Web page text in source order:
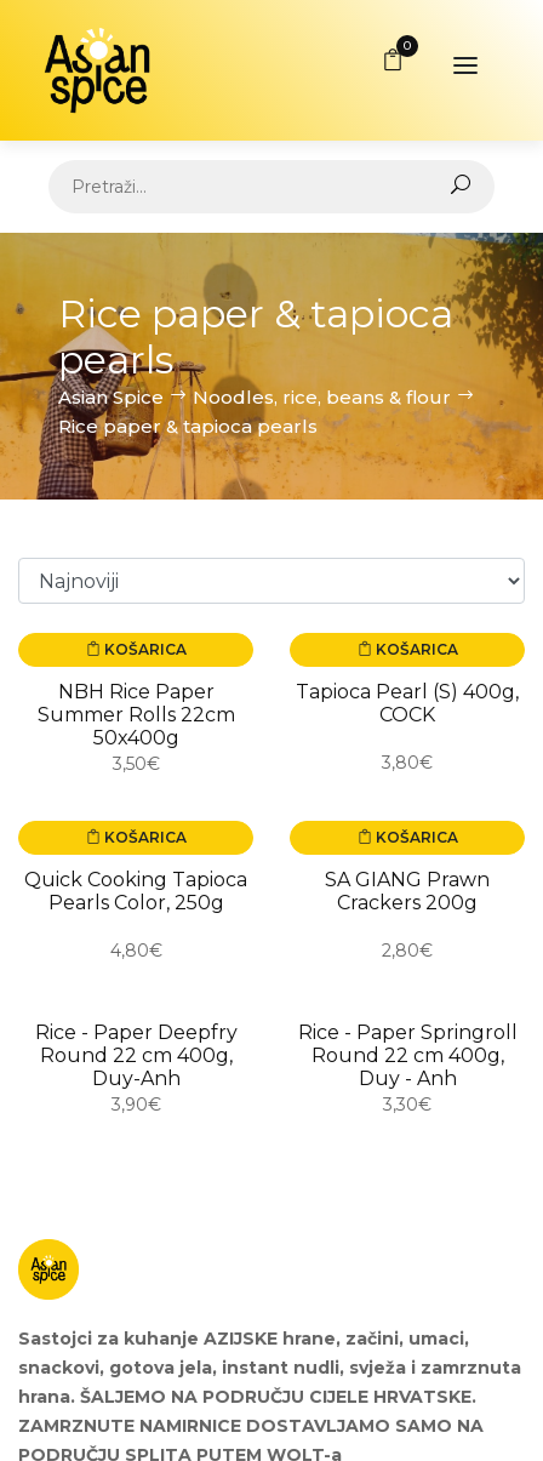
0
Rice paper & tapioca
pearls
Asian Spice
Noodles, rice, beans & flour
Rice paper & tapioca pearls
KOŠARICA
NBH Rice Paper
Summer Rolls 22cm
50x400g
3,50€
KOŠARICA
Tapioca Pearl (S) 400g,
COCK
3,80€
KOŠARICA
Quick Cooking Tapioca
Pearls Color, 250g
4,80€
NOVO KOŠARICA
SA GIANG Prawn
Crackers 200g
2,80€
USKORO
Rice - Paper Deepfry
Round 22 cm 400g,
Duy-Anh
3,90€
USKORO
Rice - Paper Springroll
Round 22 cm 400g,
Duy - Anh
3,30€
Sastojci za kuhanje AZIJSKE hrane, začini, umaci,
snackovi, gotova jela, instant nudli, svježa i zamrznuta
hrana. ŠALJEMO NA PODRUČJU CIJELE HRVATSKE.
ZAMRZNUTE NAMIRNICE DOSTAVLJAMO SAMO NA
PODRUČJU SPLITA PUTEM WOLT-a